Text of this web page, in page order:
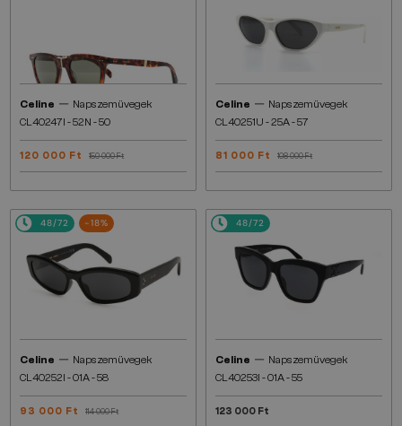
Celine — Napszemüvegek
CL40247I - 52N - 50
120 000 Ft 150 000 Ft
Celine — Napszemüvegek
CL40251U - 25A - 57
81 000 Ft 108 000 Ft
48/72 -18%
Celine — Napszemüvegek
CL40252I - 01A - 58
93 000 Ft 114 000 Ft
48/72
Celine — Napszemüvegek
CL40253I - 01A - 55
123 000 Ft